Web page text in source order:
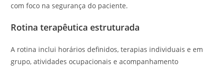
com foco na segurança do paciente.
Rotina terapêutica estruturada
A rotina inclui horários definidos, terapias individuais e em
grupo, atividades ocupacionais e acompanhamento